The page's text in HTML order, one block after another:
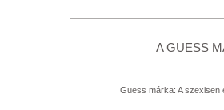
+
A GUESS
Guess márka: A szexisen